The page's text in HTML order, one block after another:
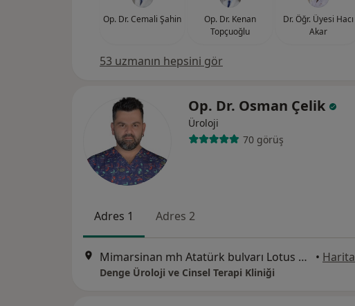
Op. Dr. Cemali Şahin
Op. Dr. Kenan
Topçuoğlu
Dr. Öğr. Üyesi Hacı
Akar
53 uzmanın hepsini gör
Op. Dr. Osman Çelik
Üroloji
70 görüş
Adres 1 Adres 2
Mimarsinan mh Atatürk bulvarı Lotus evleri No:257 Kat:1 Daire:5, Samsun • Harita
Denge Üroloji ve Cinsel Terapi Kliniği